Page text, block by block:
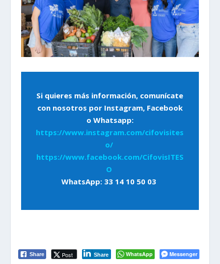
Si quieres más información, comunícate
con nosotros por Instagram, Facebook
o Whatsapp:
https://www.instagram.com/cifovisites
o/
https://www.facebook.com/CifovisITES
O
WhatsApp: 33 14 10 50 03
Share Post Share WhatsApp Messenger